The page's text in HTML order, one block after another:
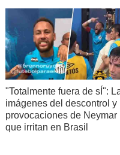
"Totalmente fuera de sÍ":
imágenes del descontrol y
provocaciones de Neymar
que irritan en Brasil